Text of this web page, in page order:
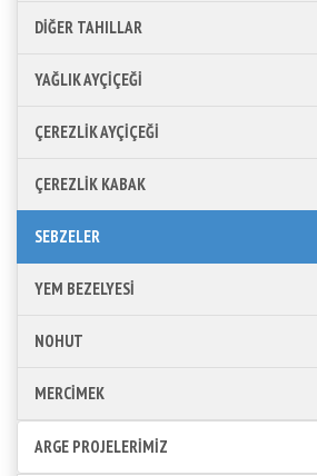
DİĞER TAHILLAR
YAĞLIK AYÇİÇEĞİ
ÇEREZLİK AYÇİÇEĞİ
ÇEREZLİK KABAK
SEBZELER
YEM BEZELYESİ
NOHUT
MERCİMEK
ARGE PROJELERİMİZ